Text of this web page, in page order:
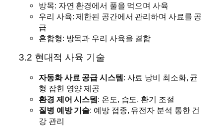
방목: 자연 환경에서 풀을 먹으며 사육
우리 사육: 제한된 공간에서 관리하며 사료를 공
급
혼합형: 방목과 우리 사육을 결합
3.2 현대적 사육 기술
자동화 사료 공급 시스템: 사료 낭비 최소화, 균
형 잡힌 영양 제공
환경 제어 시스템: 온도, 습도, 환기 조절
질병 예방 기술: 예방 접종, 유전자 분석 통한 건
강 관리